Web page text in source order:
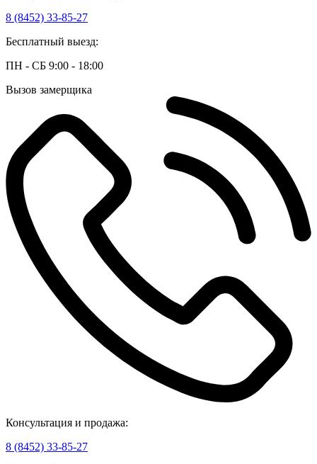
8 (8452) 33-85-27
Бесплатный выезд:
ПН - СБ 9:00 - 18:00
Вызов замерщика
Консультация и продажа:
8 (8452) 33-85-27